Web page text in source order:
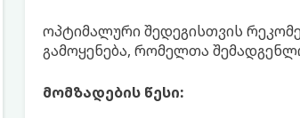
ოპტიმალური შედეგისთვის
გამოყენება, რომელთა
მომზადების წესი: